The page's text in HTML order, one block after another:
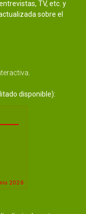
TV, etc. y
sobre el
disponible):